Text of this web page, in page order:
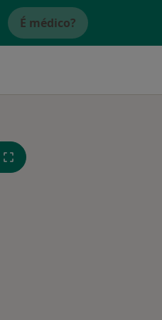
É médico?